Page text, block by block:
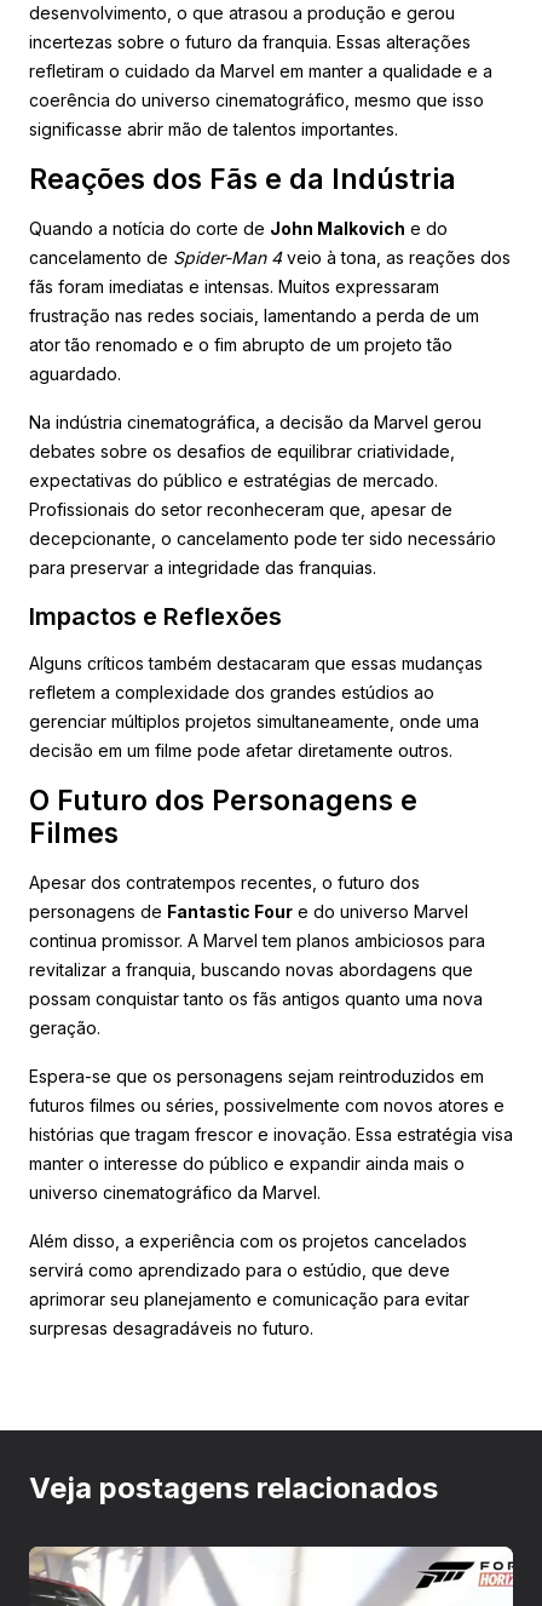
desenvolvimento, o que atrasou a produção e gerou
incertezas sobre o futuro da franquia. Essas alterações
refletiram o cuidado da Marvel em manter a qualidade e a
coerência do universo cinematográfico, mesmo que isso
significasse abrir mão de talentos importantes.
Reações dos Fãs e da Indústria
Quando a notícia do corte de John Malkovich e do
cancelamento de Spider-Man 4veio à tona, as reações dos
fãs foram imediatas e intensas. Muitos expressaram
frustração nas redes sociais, lamentando a perda de um
ator tão renomado e o fim abrupto de um projeto tão
aguardado.
Na indústria cinematográfica, a decisão da Marvel gerou
debates sobre os desafios de equilibrar criatividade,
expectativas do público e estratégias de mercado.
Profissionais do setor reconheceram que, apesar de
decepcionante, o cancelamento pode ter sido necessário
para preservar a integridade das franquias.
Impactos e Reflexões
Alguns críticos também destacaram que essas mudanças
refletem a complexidade dos grandes estúdios ao
gerenciar múltiplos projetos simultaneamente, onde uma
decisão em um filme pode afetar diretamente outros.
O Futuro dos Personagens e
Filmes
Apesar dos contratempos recentes, o futuro dos
personagens de Fantastic Four e do universo Marvel
continua promissor. A Marvel tem planos ambiciosos para
revitalizar a franquia, buscando novas abordagens que
possam conquistar tanto os fãs antigos quanto uma nova
geração.
Espera-se que os personagens sejam reintroduzidos em
futuros filmes ou séries, possivelmente com novos atores e
histórias que tragam frescor e inovação. Essa estratégia visa
manter o interesse do público e expandir ainda mais o
universo cinematográfico da Marvel.
Além disso, a experiência com os projetos cancelados
servirá como aprendizado para o estúdio, que deve
aprimorar seu planejamento e comunicação para evitar
surpresas desagradáveis no futuro.
Veja postagens relacionados